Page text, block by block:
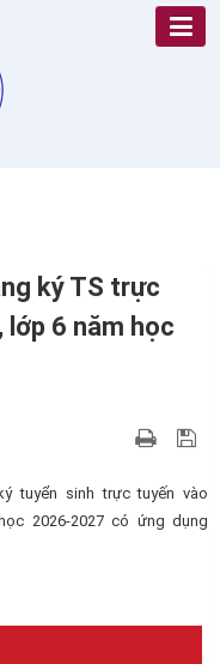
ký TS trực
lớp 6 năm học
tuyển sinh trực tuyến vào
2026-2027 có ứng dụng